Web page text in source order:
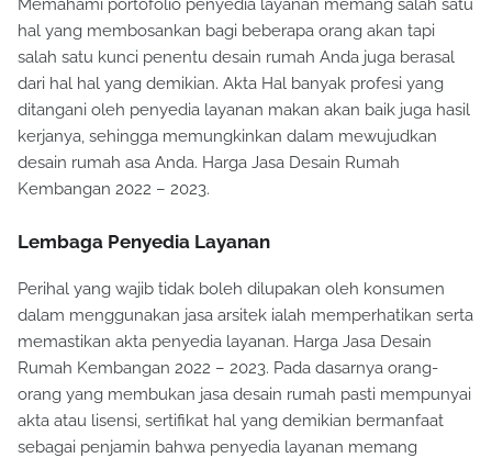
Memahami portofolio penyedia layanan memang salah satu
hal yang membosankan bagi beberapa orang akan tapi
salah satu kunci penentu desain rumah Anda juga berasal
dari hal hal yang demikian. Akta Hal banyak profesi yang
ditangani oleh penyedia layanan makan akan baik juga hasil
kerjanya, sehingga memungkinkan dalam mewujudkan
desain rumah asa Anda. Harga Jasa Desain Rumah
Perihal yang wajib tidak boleh dilupakan oleh konsumen
dalam menggunakan jasa arsitek ialah memperhatikan serta
memastikan akta penyedia layanan. Harga Jasa Desain
Rumah Kembangan 2022 – 2023. Pada dasarnya orang-
orang yang membukan jasa desain rumah pasti mempunyai
akta atau lisensi, sertifikat hal yang demikian bermanfaat